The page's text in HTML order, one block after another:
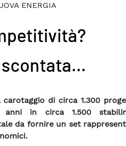
ENERGIA
scontata…
di circa 1.300
in circa 1.500
da fornire un set